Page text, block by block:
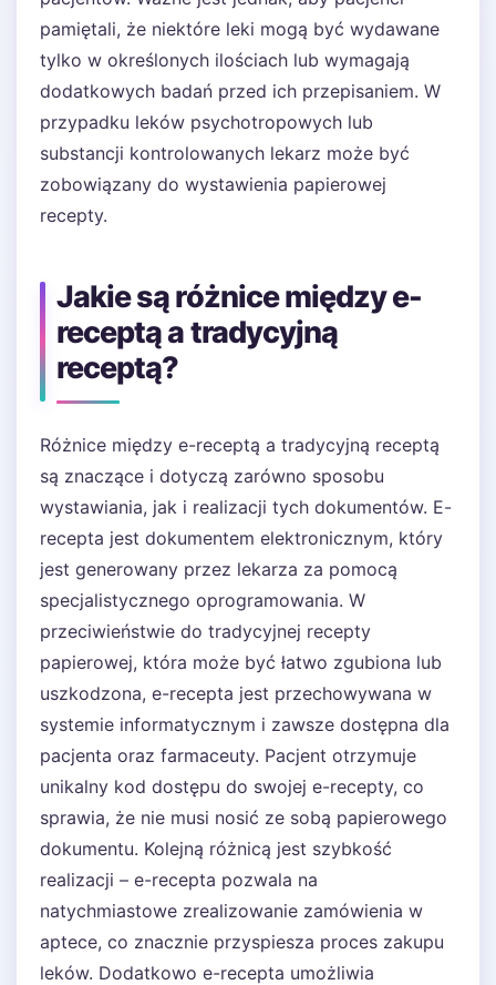
pamiętali, że niektóre leki mogą być wydawane
tylko w określonych ilościach lub wymagają
dodatkowych badań przed ich przepisaniem. W
przypadku leków psychotropowych lub
substancji kontrolowanych lekarz może być
zobowiązany do wystawienia papierowej
recepty.
Jakie są różnice między e-
receptą a tradycyjną
receptą?
Różnice między e-receptą a tradycyjną receptą
są znaczące i dotyczą zarówno sposobu
wystawiania, jak i realizacji tych dokumentów. E-
recepta jest dokumentem elektronicznym, który
jest generowany przez lekarza za pomocą
specjalistycznego oprogramowania. W
przeciwieństwie do tradycyjnej recepty
papierowej, która może być łatwo zgubiona lub
uszkodzona, e-recepta jest przechowywana w
systemie informatycznym i zawsze dostępna dla
pacjenta oraz farmaceuty. Pacjent otrzymuje
unikalny kod dostępu do swojej e-recepty, co
sprawia, że nie musi nosić ze sobą papierowego
dokumentu. Kolejną różnicą jest szybkość
realizacji – e-recepta pozwala na
natychmiastowe zrealizowanie zamówienia w
aptece, co znacznie przyspiesza proces zakupu
leków. Dodatkowo e-recepta umożliwia